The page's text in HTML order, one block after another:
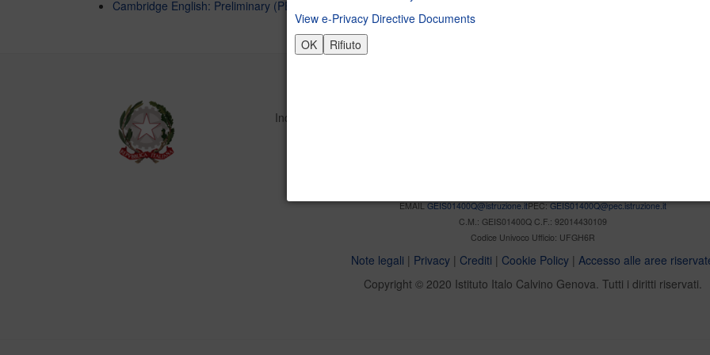
Cambridge English: Preliminary (PET) e First (FCE)
Indirizzo informatico e telecomunicazioni - Indirizzo Elettronico ed elettrotecnico -
EMAILGEIS01400Q@istruzione.itPEC:GEIS01400Q@pec.istruzione.it
C.M.: GEIS01400Q C.F.: 92014430109
Codice Univoco Ufficio: UFGH6R
Note legali | Privacy | Crediti | Cookie Policy | Accesso alle aree
Copyright © 2020 Istituto Italo Calvino Genova. Tutti i diritti riservati.
View e-Privacy Directive Documents
OK
Rifiuto